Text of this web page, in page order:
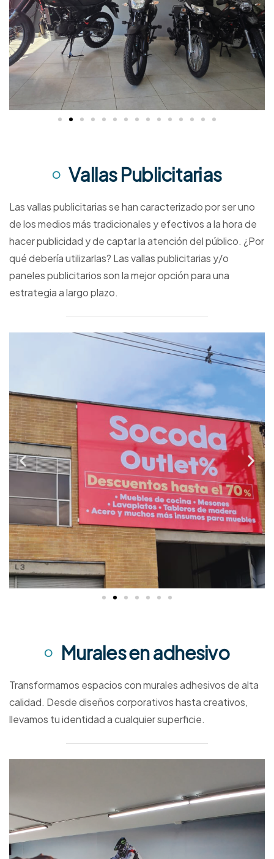
Vallas Publicitarias
Las vallas publicitarias se han caracterizado por ser uno
de los medios más tradicionales y efectivos a la hora de
hacer publicidad y de captar la atención del público. ¿Por
qué debería utilizarlas? Las vallas publicitarias y/o
paneles publicitarios son la mejor opción para una
estrategia a largo plazo.
Murales en adhesivo
Transformamos espacios con murales adhesivos de alta
calidad. Desde diseños corporativos hasta creativos,
llevamos tu identidad a cualquier superficie.